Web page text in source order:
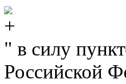
" в силу
Российской